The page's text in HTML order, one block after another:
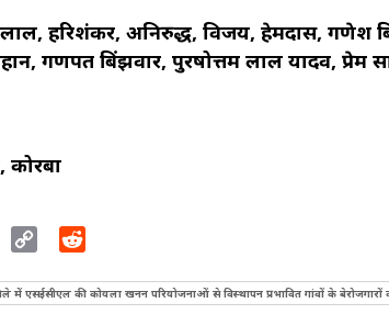
हरिशंकर, अनिरुद्ध, विजय, हेमदास, गणेश
गणपत बिंझवार, पुरषोत्तम लाल यादव, प्रेम
कोरबा
Telegram
Copy
में एसईसीएल की कोयला खनन परियोजनाओं से विस्थापन प्रभावित गांवों के बेरोजगारों